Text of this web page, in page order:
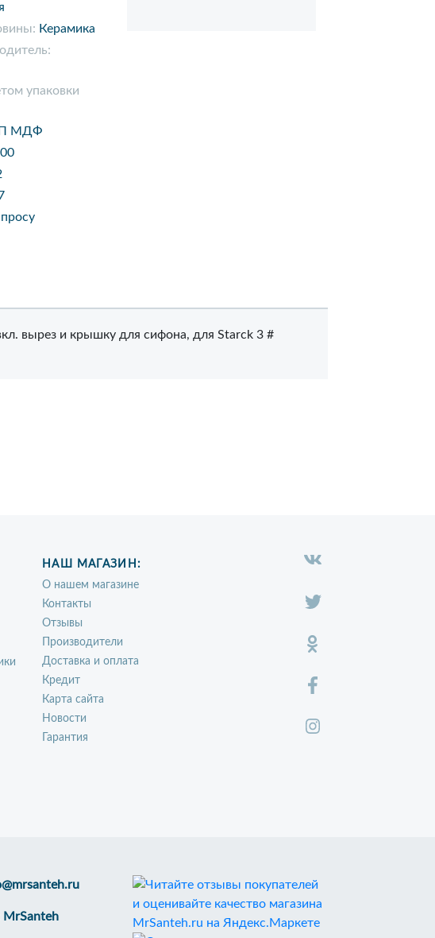
Керамика
упаковки
МДФ
вырез и крышку для сифона, для Starck 3 #
НАШ МАГАЗИН:
О нашем магазине
Контакты
Отзывы
Производители
Доставка и оплата
Кредит
Карта сайта
Новости
Гарантия
MrSanteh